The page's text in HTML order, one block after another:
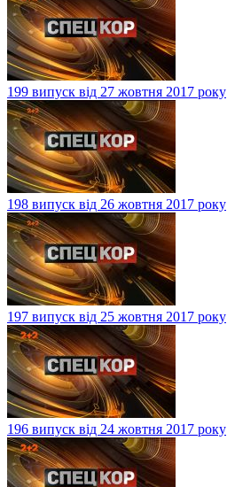
199 випуск від 27 жовтня 2017 року
198 випуск від 26 жовтня 2017 року
197 випуск від 25 жовтня 2017 року
196 випуск від 24 жовтня 2017 року